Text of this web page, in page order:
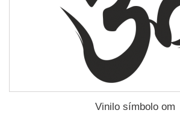
Vinilo símbolo om